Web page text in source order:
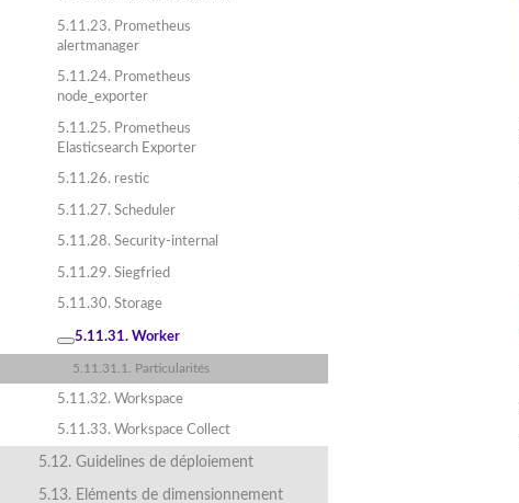
5.11.23. Prometheus
alertmanager
5.11.24. Prometheus
node_exporter
5.11.25. Prometheus
Elasticsearch Exporter
5.11.26. restic
5.11.27. Scheduler
5.11.28. Security-internal
5.11.29. Siegfried
5.11.30. Storage
5.11.31. Worker
5.11.31.1. Particularités
5.11.32. Workspace
5.11.33. Workspace Collect
5.12. Guidelines de déploiement
5.13. Eléments de dimensionnement